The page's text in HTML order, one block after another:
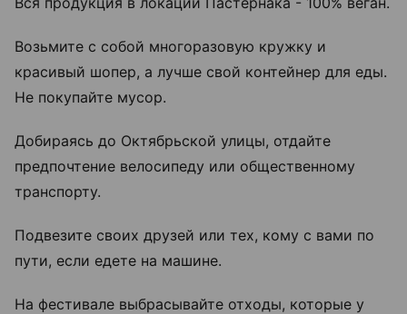
Возьмите с собой многоразовую кружку и
красивый шопер, а лучше свой контейнер для еды.
Не покупайте мусор.
Добираясь до Октябрьской улицы, отдайте
предпочтение велосипеду или общественному
транспорту.
Подвезите своих друзей или тех, кому с вами по
пути, если едете на машине.
На фестивале выбрасывайте отходы, которые у